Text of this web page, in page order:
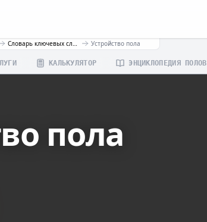
Устройство пола
КАЛЬКУЛЯТОР ЭНЦИКЛОПЕДИЯ ПОЛОВ
пола